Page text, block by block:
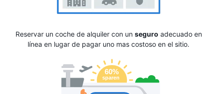
Reservar un coche de alquiler con un seguro adecuado en
línea en lugar de pagar uno mas costoso en el sitio.